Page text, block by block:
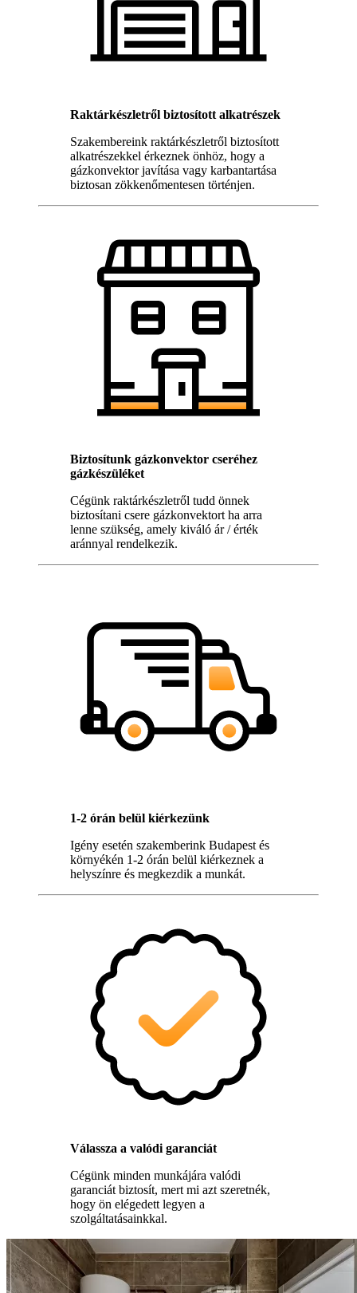
Raktárkészletről biztosított alkatrészek
Szakembereink raktárkészletről biztosított
alkatrészekkel érkeznek önhöz, hogy a
gázkonvektor javítása vagy karbantartása
biztosan zökkenőmentesen történjen.
Biztosítunk gázkonvektor cseréhez
gázkészüléket
Cégünk raktárkészletről tudd önnek
biztosítani csere gázkonvektort ha arra
lenne szükség, amely kiváló ár / érték
aránnyal rendelkezik.
1-2 órán belül kiérkezünk
Igény esetén szakemberink Budapest és
környékén 1-2 órán belül kiérkeznek a
helyszínre és megkezdik a munkát.
Válassza a valódi garanciát
Cégünk minden munkájára valódi
garanciát biztosít, mert mi azt szeretnék,
hogy ön elégedett legyen a
szolgáltatásainkkal.